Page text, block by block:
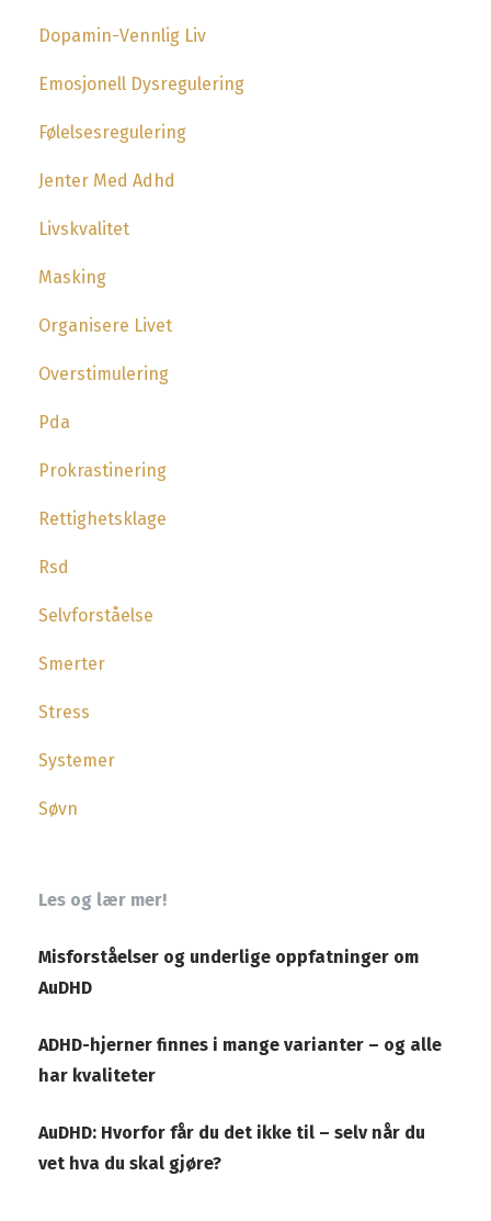
Dopamin-Vennlig Liv
Emosjonell Dysregulering
Følelsesregulering
Jenter Med Adhd
Livskvalitet
Masking
Organisere Livet
Overstimulering
Pda
Prokrastinering
Rettighetsklage
Rsd
Selvforståelse
Smerter
Stress
Systemer
Søvn
Les og lær mer!
Misforståelser og underlige oppfatninger om
AuDHD
ADHD-hjerner finnes i mange varianter – og alle
har kvaliteter
AuDHD: Hvorfor får du det ikke til – selv når du
vet hva du skal gjøre?